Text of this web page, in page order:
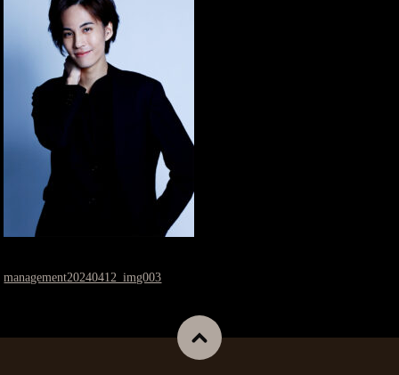
management20240412_img003